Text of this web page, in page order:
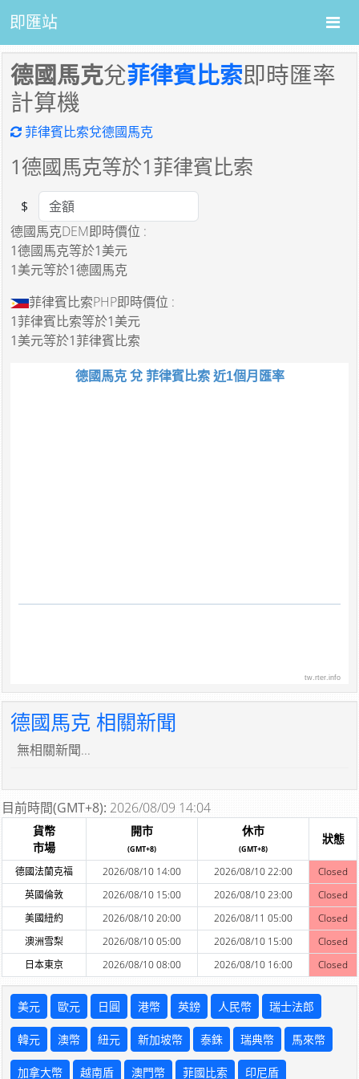
即匯站
德國馬克兌菲律賓比索即時匯率
計算機
菲律賓比索兌德國馬克
1德國馬克等於1菲律賓比索
Amount
$
德國馬克DEM即時價位 :
1德國馬克等於1美元
1美元等於1德國馬克
菲律賓比索PHP即時價位 :
1菲律賓比索等於1美元
1美元等於1菲律賓比索
德國馬克 兌 菲律賓比索 近1個月匯率
tw.rter.info
德國馬克 相關新聞
無相關新聞...
目前時間(GMT+8): 2026/08/09 14:04
貨幣
市場
開市
(GMT+8)
休市
(GMT+8)
狀態
德國法蘭克福 2026/08/10 14:00 2026/08/10 22:00
Closed
英國倫敦
2026/08/10 15:00 2026/08/10 23:00
Closed
美國紐約
2026/08/10 20:00 2026/08/11 05:00
Closed
澳洲雪梨
2026/08/10 05:00 2026/08/10 15:00
Closed
日本東京
2026/08/10 08:00 2026/08/10 16:00 Closed
美元 歐元 日圓 港幣 英鎊 人民幣 瑞士法郎
韓元 澳幣 紐元 新加坡幣 泰銖 瑞典幣 馬來幣
加拿大幣 越南盾 澳門幣 菲國比索 印尼盾